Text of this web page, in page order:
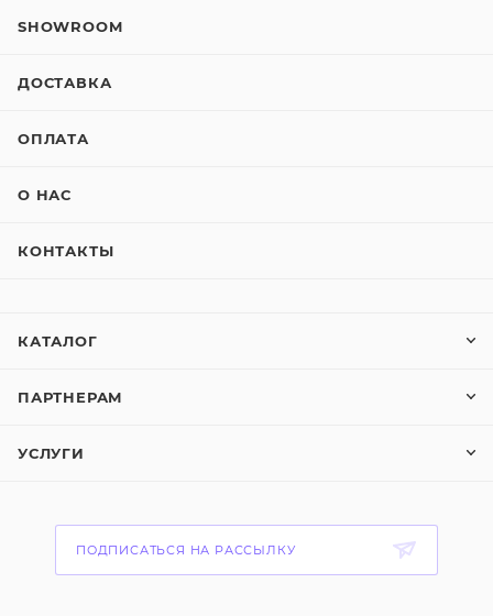
SHOWROOM
ДОСТАВКА
ОПЛАТА
О НАС
КОНТАКТЫ
КАТАЛОГ
ПАРТНЕРАМ
УСЛУГИ
ПОДПИСАТЬСЯ НА РАССЫЛКУ